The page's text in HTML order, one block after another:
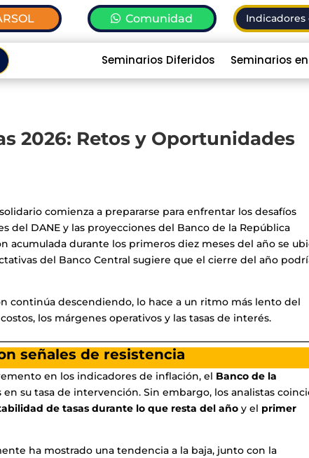
Comunidad Indicadores
Seminarios Diferidos Seminarios
2026: Retos y Oportunidades
comienza a prepararse para enfrentar los desafíos
del DANE y las proyecciones del Banco de la República
acumulada durante los primeros diez meses del año se
del Banco Central sugiere que el cierre del año
continúa descendiendo, lo hace a un ritmo más lento del
los márgenes operativos y las tasas de interés.
señales de resistencia
en los indicadores de inflación, el Banco de la
su tasa de intervención. Sin embargo, los analistas
de tasas durante lo que resta del año y el primer
ha mostrado una tendencia a la baja, junto con la